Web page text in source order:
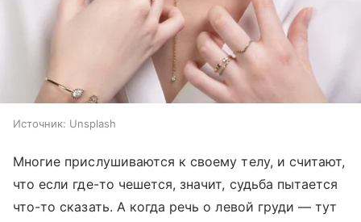
Источник: Unsplash
Многие прислушиваются к своему телу, и считают,
что если где-то чешется, значит, судьба пытается
что-то сказать. А когда речь о левой груди — тут